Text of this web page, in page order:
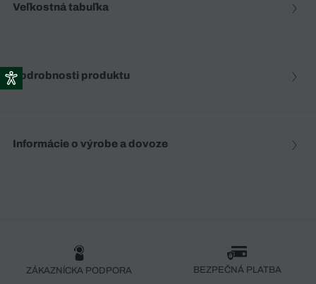
Veľkostná tabuľka
Podrobnosti produktu
Informácie o výrobe a dovoze
ZÁKAZNÍCKA PODPORA BEZPEČNÁ PLATBA